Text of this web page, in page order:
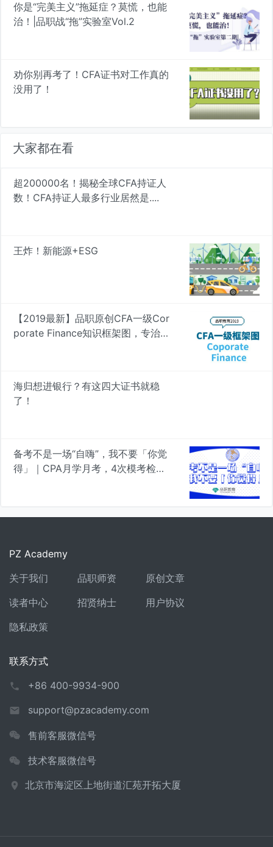
你是“完美主义”拖延症？莫慌，也能
治！|品职战“拖”实验室Vol.2
劝你别再考了！CFA证书对工作真的
没用了！
大家都在看
超200000名！揭秘全球CFA持证人
数！CFA持证人最多行业居然是....
王炸！新能源+ESG
【2019最新】品职原创CFA一级Cor
porate Finance知识框架图，专治遗
海归想进银行？有这四大证书就稳
了！
备考不是一场“自嗨”，我不要「你觉
得」｜CPA月学月考，4次模考检验
PZ Academy
关于我们
品职师资
原创文章
读者中心
招贤纳士
用户协议
隐私政策
联系方式
+86 400-9934-900
support@pzacademy.com
售前客服微信号
技术客服微信号
北京市海淀区上地街道汇苑开拓大厦